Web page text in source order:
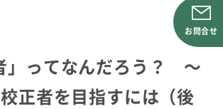
」ってなんだろう？ ～
正者を目指すには（後